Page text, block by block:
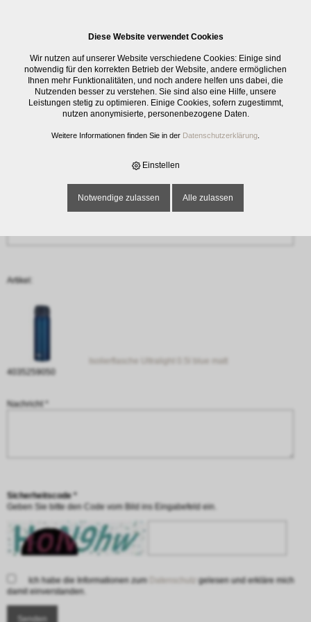
‹ Zurück
Anfrage
Name oder Firma *
Artikel:
4035259050
Nachricht *
Sicherheitscode *
Geben Sie bitte den Code vom Bild ins Eingabefeld ein.
Ich habe die Informationen zum
gelesen und erkläre mich
damit einverstanden.
Diese Website verwendet Cookies
Wir nutzen auf unserer Website verschiedene Cookies: Einige sind
notwendig für den korrekten Betrieb der Website, andere ermöglichen
Ihnen mehr Funktionalitäten, und noch andere helfen uns dabei, die
Nutzenden besser zu verstehen. Sie sind also eine Hilfe, unsere
Leistungen stetig zu optimieren. Einige Cookies, sofern zugestimmt,
nutzen anonymisierte, personenbezogene Daten.
Weitere Informationen finden Sie in der Datenschutzerklärung
Einstellen
Notwendige zulassen Alle zulassen